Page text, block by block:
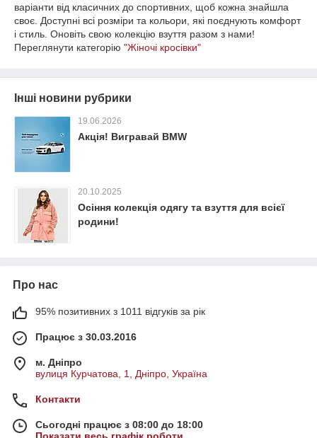
варіанти від класичних до спортивних, щоб кожна знайшла
своє. Доступні всі розміри та кольори, які поєднують комфорт
і стиль. Оновіть свою колекцію взуття разом з нами!
Переглянути категорію "Жіночі кросівки"
Інші новини рубрики
19.06.2026
Акція! Вигравай BMW
20.10.2025
Осіння колекція одягу та взуття для всієї
родини!
Про нас
95% позитивних з 1011 відгуків за рік
Працює з 30.03.2016
м. Дніпро
вулиця Курчатова, 1, Дніпро, Україна
Контакти
Сьогодні працює з 08:00 до 18:00